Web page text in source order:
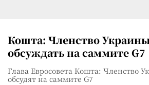
Кошта: Членство
обсуждать на саммите G7
Глава Евросовета Кошта: Членство
обсудят на саммите G7